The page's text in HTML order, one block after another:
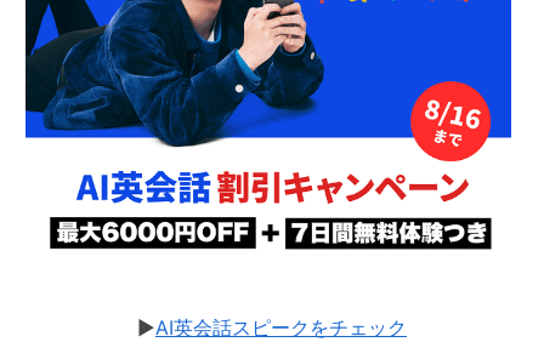
▶︎AI英会話スピークをチェック